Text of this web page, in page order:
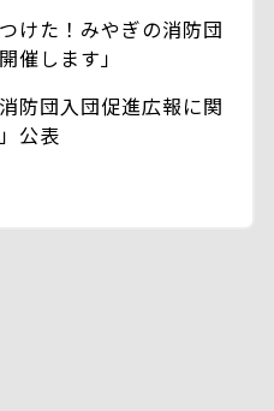
けた！みやぎの消防団
催します」
防団入団促進広報に関
公表